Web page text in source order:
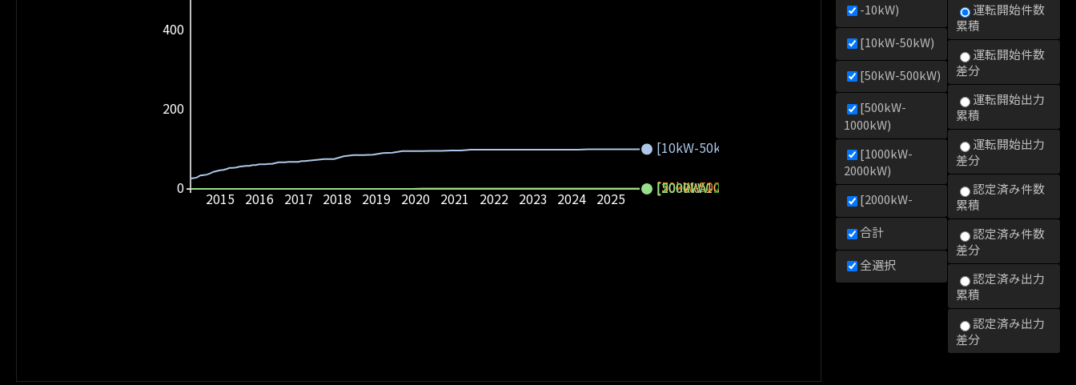
2015 2016 2017 2018 2019 2020 2021 2022 2023 2024 2025
0
200
400
[10kW-50kW)
[50kW-500kW)
[500kW-1000kW)
[1000kW-2000kW)
[2000kW-
-10kW)
[10kW-50kW)
[50kW-500kW)
[500kW-
1000kW)
[1000kW-
2000kW)
[2000kW-
合計
全選択
運転開始件数
累積
運転開始件数
差分
運転開始出力
累積
運転開始出力
差分
認定済み件数
累積
認定済み件数
差分
認定済み出力
累積
認定済み出力
差分